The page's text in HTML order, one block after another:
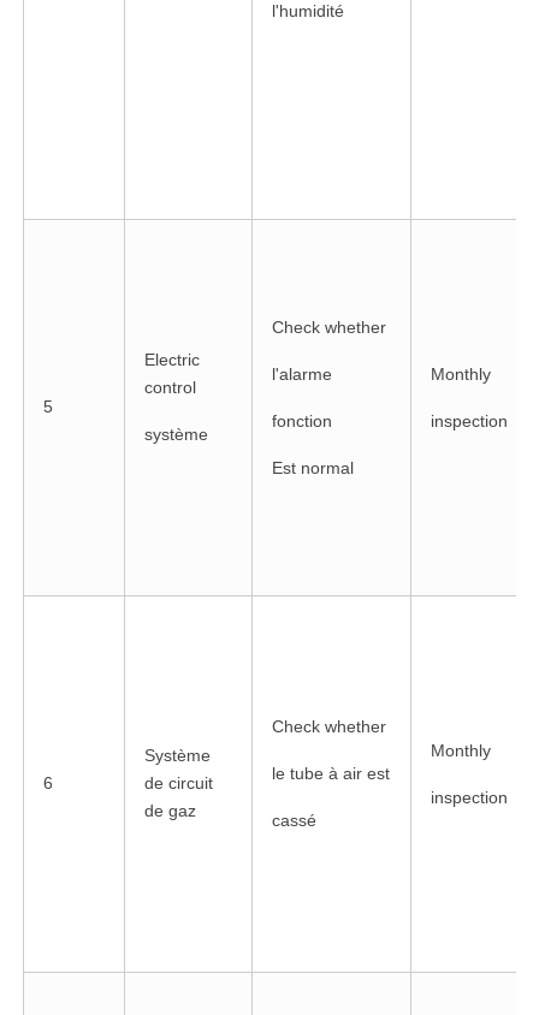
l'humidité
5
Electric
control
système
Check whether
l'alarme
fonction
Est normal
Monthly
inspection
6
Système
de circuit
de gaz
Check whether
le tube à air est
cassé
Monthly
inspection